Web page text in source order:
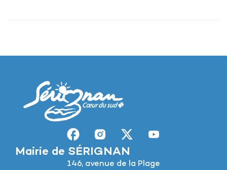
Mairie de SÉRIGNAN
146, avenue de la Plage